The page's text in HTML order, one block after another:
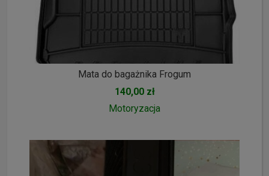
Mata do bagażnika Frogum
140,00 zł
Motoryzacja